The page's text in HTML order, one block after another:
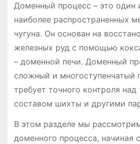
Доменный процесс – это один
наиболее распространенных
чугуна. Он основан на
железных руд с помощью
– доменной печи. Доменный
сложный и многоступенчатый
требует точного контроля
составом шихты и другими
В этом разделе мы
доменного процесса, начиная